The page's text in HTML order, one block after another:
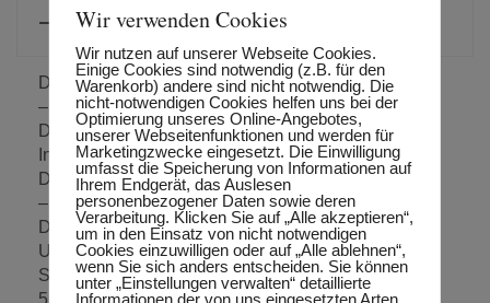
Für AHS, HAK und Berufsreifeprüfung zum 1.
Nebentermin (September 2024)
Donnerstag, 08. August 2024 von 17:00 – 20:30 Uhr
– Intensivkurs
Donnerstag, 22. August 2024 von 17:00 – 20:30 –
Intensivkurs
Donnerstag, 29. August 2024 von 17:00 – 20:00 Uhr
– Intensivkurs
Donnerstag, 05. September 2024 von 17:00 – 20:30
Uhr – Intensivkurs
Samstag, 07. September 2024 von 9:00 – 14:00 Uhr
5 stündige Probeklausur
Wir verwenden Cookies
Wir nutzen auf unserer Webseite Cookies.
Einige Cookies sind notwendig (z.B. für den
Warenkorb) andere sind nicht notwendig. Die
nicht-notwendigen Cookies helfen uns bei der
Optimierung unseres Online-Angebotes,
unserer Webseitenfunktionen und werden für
Marketingzwecke eingesetzt. Die Einwilligung
umfasst die Speicherung von Informationen auf
Ihrem Endgerät, das Auslesen
personenbezogener Daten sowie deren
Verarbeitung. Klicken Sie auf „Alle akzeptieren“,
um in den Einsatz von nicht notwendigen
Cookies einzuwilligen oder auf „Alle ablehnen“,
wenn Sie sich anders entscheiden. Sie können
unter „Einstellungen verwalten“ detaillierte
Informationen der von uns eingesetzten Arten